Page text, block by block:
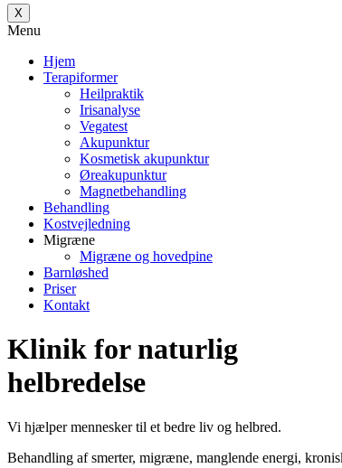
X
Menu
Hjem
Terapiformer
Heilpraktik
Irisanalyse
Vegatest
Akupunktur
Kosmetisk akupunktur
Øreakupunktur
Magnetbehandling
Behandling
Kostvejledning
Migræne
Migræne og hovedpine
Barnløshed
Priser
Kontakt
Klinik for naturlig
helbredelse
Vi hjælper mennesker til et bedre liv og helbred.
Behandling af smerter, migræne, manglende energi,